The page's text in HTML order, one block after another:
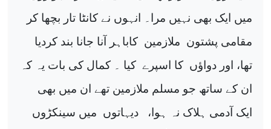
میں ایک بھی نہیں مرا۔ انہوں نے کانٹا تار بچھا کر
مقامی پشتون ملازمین کاباہر آنا جانا بند کردیا
تھا، اور دواؤں کا اسپرے کیا ۔ کمال کی بات یہ کہ
ان کے ساتھ جو مسلم ملازمین تھے ان میں بھی
ایک آدمی ہلاک نہ ہوا،
دیہاتوں میں سینکڑوں